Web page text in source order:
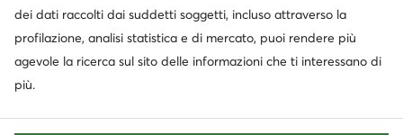
dei dati raccolti dai suddetti soggetti, incluso attraverso la
profilazione, analisi statistica e di mercato, puoi rendere più
agevole la ricerca sul sito delle informazioni che ti interessano di
più.